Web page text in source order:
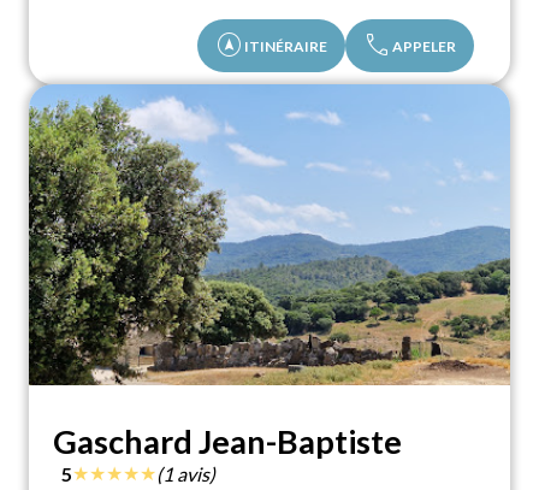
assistant_navigation ITINÉRAIRE call APPELER
Gaschard Jean-Baptiste
5★★★★★(1 avis)